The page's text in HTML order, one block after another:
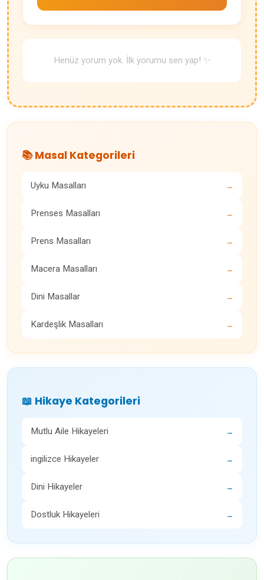
Henüz yorum yok. İlk yorumu sen yap! ✨
📚 Masal Kategorileri
Uyku Masalları →
Prenses Masalları →
Prens Masalları →
Macera Masalları →
Dini Masallar →
Kardeşlik Masalları →
📖 Hikaye Kategorileri
Mutlu Aile Hikayeleri →
ingilizce Hikayeler →
Dini Hikayeler →
Dostluk Hikayeleri →